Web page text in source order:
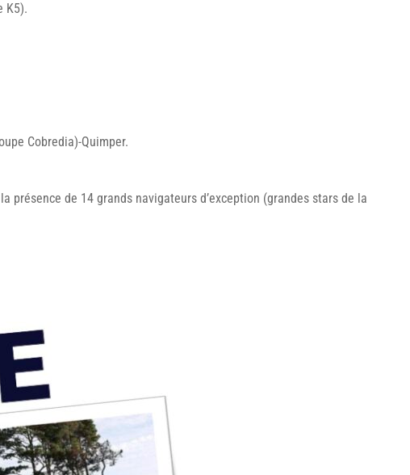
K5).
Cobredia)-Quimper.
présence de 14 grands navigateurs d’exception (grandes stars de la